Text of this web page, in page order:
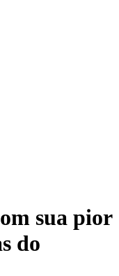
sua pior
do